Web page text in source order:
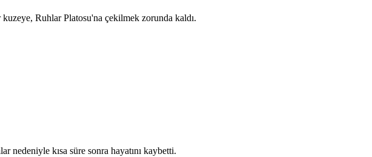
Ruhlar Platosu'na çekilmek zorunda kaldı.
nedeniyle kısa süre sonra hayatını kaybetti.